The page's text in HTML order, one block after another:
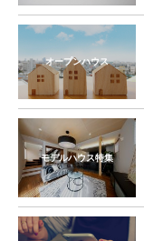
オープンハウス
モデルハウス特集